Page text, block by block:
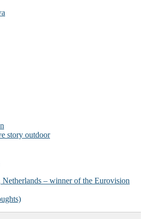
story outdoor
Netherlands – winner of the Eurovision